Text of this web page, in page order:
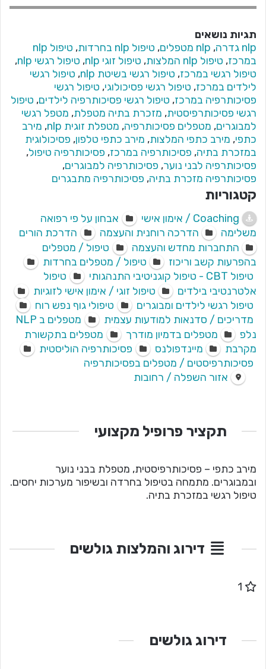
תגיות נושאים
nlp גדרה
, nlp מטפלים , טיפול nlp בחרדות ,
טיפול nlp
במרכז, טיפול nlp המלצות , טיפול זוגי nlp , טיפול רגשי nlp
,
טיפול רגשי במרכז, טיפול רגשי בשיטת nlp , טיפול רגשי
לילדים במרכז, טיפול רגשי פסיכולוגי, טיפול רגשי
פסיכותרפיה במרכז, טיפול רגשי פסיכותרפיה לילדים, טיפול
רגשי פסיכותרפיסטית, מזכרת בתיה מטפלת, מטפל רגשי
למבוגרים, מטפלים פסיכותרפיה, מטפלת זוגית nlp , מירב
כתפי, מירב כתפי המלצות, מירב כתפי טלפון, פסיכולוגית
במזכרת בתיה, פסיכותרפיה במרכז, פסיכותרפיה טיפול,
פסיכותרפיה לבני נוער, פסיכותרפיה למבוגרים,
פסיכותרפיה מזכרת בתיה, פסיכותרפיה מתבגרים
קטגוריות
Coaching / אימון אישי
אבחון על פי רפואה
משלימה
הדרכה רוחנית והעצמה
הדרכת הורים
התחברות מחדש והעצמה
טיפול / מטפלים
בהפרעות קשב וריכוז
טיפול / מטפלים בחרדות
טיפול CBT - טיפול קוגניטיבי התנהגותי
טיפול
אלטרנטיבי בילדים
טיפול זוגי / אימון אישי לזוגיות
טיפול רגשי לילדים ומבוגרים
טיפולי גוף נפש רוח
מדריכים / סדנאות למודעות עצמית
מטפלים ב NLP
נלפ
מטפלים בדמיון מודרך
מטפלים בתקשורת
מקרבת
מיינדפולנס
פסיכותרפיה הוליסטית
פסיכותרפיסטים / מטפלים בפסיכותרפיה
אזור השפלה / רחובות
תקציר פרופיל מקצועי
מירב כתפי – פסיכותרפיסטית, מטפלת בבני נוער
ובמבוגרים. מתמחה בטיפול בחרדה ובשיפור מערכות יחסים.
טיפול רגשי במזכרת בתיה.
דירוג והמלצות גולשים
דירוג גולשים